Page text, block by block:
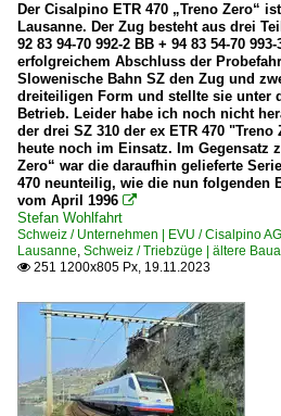
Der Cisalpino ETR 470 „Treno Zero“
Lausanne. Der Zug besteht aus drei
92 83 94-70 992-2 BB + 94 83 54-70
erfolgreichem Abschluss der
Slowenische Bahn SZ den Zug und
dreiteiligen Form und stellte sie unter
Betrieb. Leider habe ich noch nicht
der drei SZ 310 der ex ETR 470 "Treno
heute noch im Einsatz. Im Gegensatz
Zero“ war die daraufhin gelieferte
470 neunteilig, wie die nun folgenden
vom April 1996 
Stefan Wohlfahrt
Schweiz / Unternehmen | EVU / Cisalpino AG
Lausanne, Schweiz / Triebzüge | ältere
 251 1200x805 Px, 19.11.2023